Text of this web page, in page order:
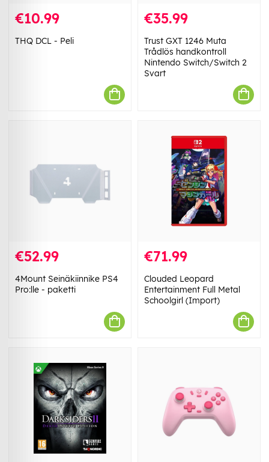
€10.99
THQ DCL - Peli
€35.99
Trust GXT 1246 Muta
Trådlös handkontroll
Nintendo Switch/Switch 2
Svart
€52.99
4Mount Seinäkiinnike PS4
Pro:lle - paketti
€71.99
Clouded Leopard
Entertainment Full Metal
Schoolgirl (Import)